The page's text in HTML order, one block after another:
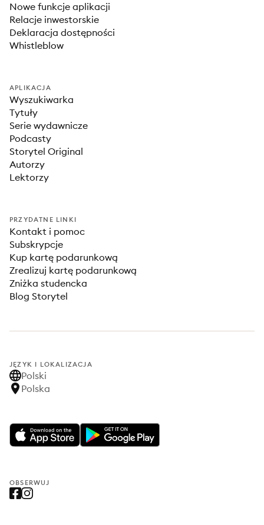
Nowe funkcje aplikacji
Relacje inwestorskie
Deklaracja dostępności
Whistleblow
APLIKACJA
Wyszukiwarka
Tytuły
Serie wydawnicze
Podcasty
Storytel Original
Autorzy
Lektorzy
PRZYDATNE LINKI
Kontakt i pomoc
Subskrypcje
Kup kartę podarunkową
Zrealizuj kartę podarunkową
Zniżka studencka
Blog Storytel
JĘZYK I LOKALIZACJA
Polski
Polska
OBSERWUJ